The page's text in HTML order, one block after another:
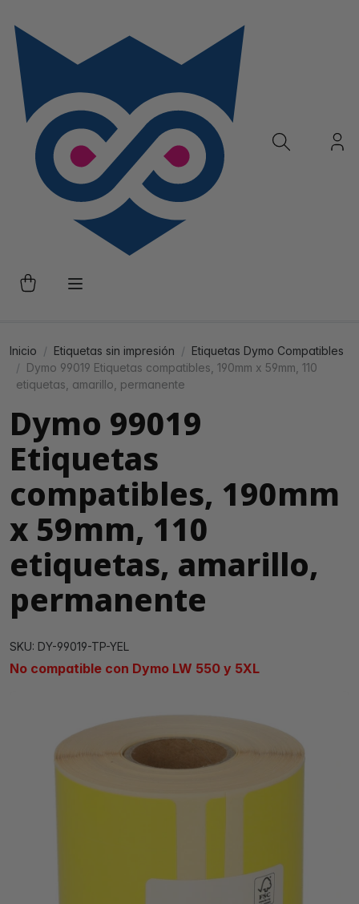
Inicio Etiquetas sin impresión
Etiquetas Dymo Compatibles
Dymo 99019 Etiquetas compatibles, 190mm x 59mm, 110
etiquetas, amarillo, permanente
Dymo 99019
Etiquetas
compatibles, 190mm
x 59mm, 110
etiquetas, amarillo,
permanente
SKU: DY-99019-TP-YEL
No compatible con Dymo LW 550 y 5XL